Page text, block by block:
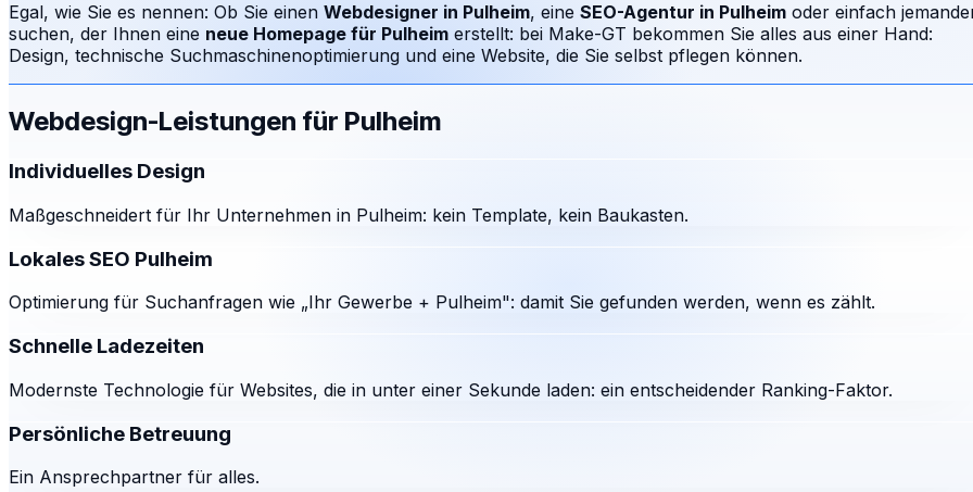
Egal, wie Sie es nennen: Ob Sie einen Webdesigner in Pulheim, eine SEO-Agentur in Pulheim oder einfach
suchen, der Ihnen eine neue Homepage für Pulheim erstellt: bei Make-GT bekommen Sie alles aus einer Hand:
Design, technische Suchmaschinenoptimierung und eine Website, die Sie selbst pflegen können.
Webdesign-Leistungen für Pulheim
Individuelles Design
Maßgeschneidert für Ihr Unternehmen in Pulheim: kein Template, kein Baukasten.
Lokales SEO Pulheim
Optimierung für Suchanfragen wie „Ihr Gewerbe + Pulheim": damit Sie gefunden werden, wenn es zählt.
Schnelle Ladezeiten
Modernste Technologie für Websites, die in unter einer Sekunde laden: ein entscheidender Ranking-Faktor.
Persönliche Betreuung
Ein Ansprechpartner für alles.